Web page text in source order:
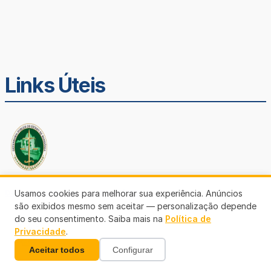
Links Úteis
Defensoria Pública de Rondônia
Usamos cookies para melhorar sua experiência. Anúncios
são exibidos mesmo sem aceitar — personalização depende
do seu consentimento. Saiba mais na Política de
Privacidade.
Aceitar todos Configurar